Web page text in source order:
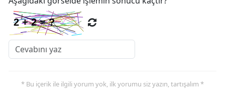
* Bu içerik ile ilgili yorum yok, ilk yorumu siz yazın, tartışalım *